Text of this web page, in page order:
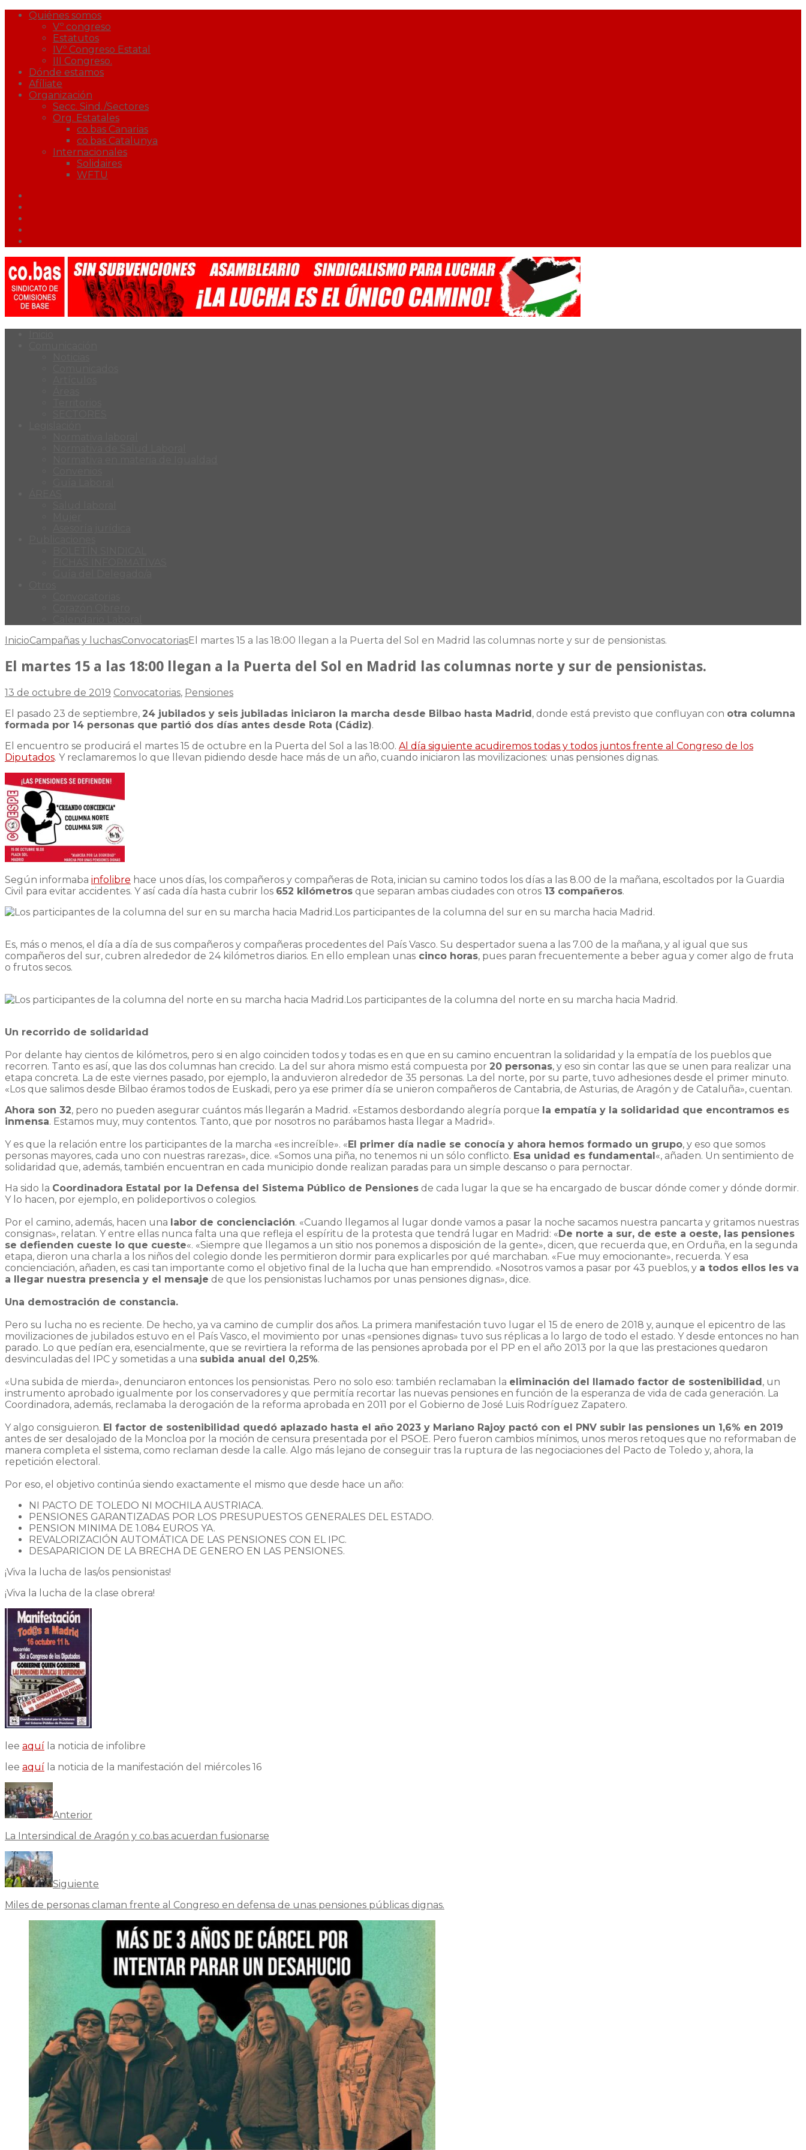
Quiénes somos
Vº congreso
Estatutos
IVº Congreso Estatal
III Congreso.
Dónde estamos
Afíliate
Organización
Secc. Sind./Sectores
Org. Estatales
co.bas Canarias
co.bas Catalunya
Internacionales
Solidaires
WFTU
InicioCampañas y luchasConvocatoriasEl martes 15 a las 18:00 llegan a la Puerta del Sol en Madrid las columnas norte y sur de pensionistas.
El martes 15 a las 18:00 llegan a la Puerta del Sol en Madrid las columnas norte y sur de pensionistas.
13 de octubre de 2019 Convocatorias, Pensiones
El pasado 23 de septiembre, 24 jubilados y seis jubiladas iniciaron la marcha desde Bilbao hasta Madrid, donde está previsto que confluyan con otra columna
formada por 14 personas que partió dos días antes desde Rota (Cádiz).
El encuentro se producirá el martes 15 de octubre en la Puerta del Sol a las 18:00. Al día siguiente acudiremos todas y todos juntos frente al Congreso de los
Diputados. Y reclamaremos lo que llevan pidiendo desde hace más de un año, cuando iniciaron las movilizaciones: unas pensiones dignas.
Según informaba infolibre hace unos días, los compañeros y compañeras de Rota, inician su camino todos los días a las 8.00 de la mañana, escoltados por la Guardia
Civil para evitar accidentes. Y así cada día hasta cubrir los 652 kilómetros que separan ambas ciudades con otros 13 compañeros.
Los participantes de la columna del sur en su marcha hacia Madrid.
Es, más o menos, el día a día de sus compañeros y compañeras procedentes del País Vasco. Su despertador suena a las 7.00 de la mañana, y al igual que sus
compañeros del sur, cubren alrededor de 24 kilómetros diarios. En ello emplean unas cinco horas, pues paran frecuentemente a beber agua y comer algo de fruta
o frutos secos.
Los participantes de la columna del norte en su marcha hacia Madrid.
Un recorrido de solidaridad
Por delante hay cientos de kilómetros, pero si en algo coinciden todos y todas es en que en su camino encuentran la solidaridad y la empatía de los pueblos que
recorren. Tanto es así, que las dos columnas han crecido. La del sur ahora mismo está compuesta por 20 personas, y eso sin contar las que se unen para realizar una
etapa concreta. La de este viernes pasado, por ejemplo, la anduvieron alrededor de 35 personas. La del norte, por su parte, tuvo adhesiones desde el primer minuto.
«Los que salimos desde Bilbao éramos todos de Euskadi, pero ya ese primer día se unieron compañeros de Cantabria, de Asturias, de Aragón y de Cataluña», cuentan.
Ahora son 32, pero no pueden asegurar cuántos más llegarán a Madrid. «Estamos desbordando alegría porque la empatía y la solidaridad que encontramos es
inmensa. Estamos muy, muy contentos. Tanto, que por nosotros no parábamos hasta llegar a Madrid».
Y es que la relación entre los participantes de la marcha «es increíble». «El primer día nadie se conocía y ahora hemos formado un grupo, y eso que somos
personas mayores, cada uno con nuestras rarezas», dice. «Somos una piña, no tenemos ni un sólo conflicto. Esa unidad es fundamental«, añaden. Un sentimiento de
solidaridad que, además, también encuentran en cada municipio donde realizan paradas para un simple descanso o para pernoctar.
Ha sido la Coordinadora Estatal por la Defensa del Sistema Público de Pensiones de cada lugar la que se ha encargado de buscar dónde comer y dónde dormir.
Y lo hacen, por ejemplo, en polideportivos o colegios.
Por el camino, además, hacen una labor de concienciación. «Cuando llegamos al lugar donde vamos a pasar la noche sacamos nuestra pancarta y gritamos nuestras
consignas», relatan. Y entre ellas nunca falta una que refleja el espíritu de la protesta que tendrá lugar en Madrid: «De norte a sur, de este a oeste, las pensiones
se defienden cueste lo que cueste«. «Siempre que llegamos a un sitio nos ponemos a disposición de la gente», dicen, que recuerda que, en Orduña, en la segunda
etapa, dieron una charla a los niños del colegio donde les permitieron dormir para explicarles por qué marchaban. «Fue muy emocionante», recuerda. Y esa
concienciación, añaden, es casi tan importante como el objetivo final de la lucha que han emprendido. «Nosotros vamos a pasar por 43 pueblos, y a todos ellos les va
a llegar nuestra presencia y el mensaje de que los pensionistas luchamos por unas pensiones dignas», dice.
Una demostración de constancia.
Pero su lucha no es reciente. De hecho, ya va camino de cumplir dos años. La primera manifestación tuvo lugar el 15 de enero de 2018 y, aunque el epicentro de las
movilizaciones de jubilados estuvo en el País Vasco, el movimiento por unas «pensiones dignas» tuvo sus réplicas a lo largo de todo el estado. Y desde entonces no han
parado. Lo que pedían era, esencialmente, que se revirtiera la reforma de las pensiones aprobada por el PP en el año 2013 por la que las prestaciones quedaron
desvinculadas del IPC y sometidas a una subida anual del 0,25%.
«Una subida de mierda», denunciaron entonces los pensionistas. Pero no solo eso: también reclamaban la eliminación del llamado factor de sostenibilidad, un
instrumento aprobado igualmente por los conservadores y que permitía recortar las nuevas pensiones en función de la esperanza de vida de cada generación. La
Coordinadora, además, reclamaba la derogación de la reforma aprobada en 2011 por el Gobierno de José Luis Rodríguez Zapatero.
Y algo consiguieron. El factor de sostenibilidad quedó aplazado hasta el año 2023 y Mariano Rajoy pactó con el PNV subir las pensiones un 1,6% en 2019
antes de ser desalojado de la Moncloa por la moción de censura presentada por el PSOE. Pero fueron cambios mínimos, unos meros retoques que no reformaban de
manera completa el sistema, como reclaman desde la calle. Algo más lejano de conseguir tras la ruptura de las negociaciones del Pacto de Toledo y, ahora, la
repetición electoral.
Por eso, el objetivo continúa siendo exactamente el mismo que desde hace un año:
NI PACTO DE TOLEDO NI MOCHILA AUSTRIACA.
PENSIONES GARANTIZADAS POR LOS PRESUPUESTOS GENERALES DEL ESTADO.
PENSION MINIMA DE 1.084 EUROS YA.
REVALORIZACIÓN AUTOMÁTICA DE LAS PENSIONES CON EL IPC.
DESAPARICION DE LA BRECHA DE GENERO EN LAS PENSIONES.
¡Viva la lucha de las/os pensionistas!
¡Viva la lucha de la clase obrera!
lee aquí la noticia de infolibre
lee aquí la noticia de la manifestación del miércoles 16
Anterior
La Intersindical de Aragón y co.bas acuerdan fusionarse
Siguiente
Miles de personas claman frente al Congreso en defensa de unas pensiones públicas dignas.